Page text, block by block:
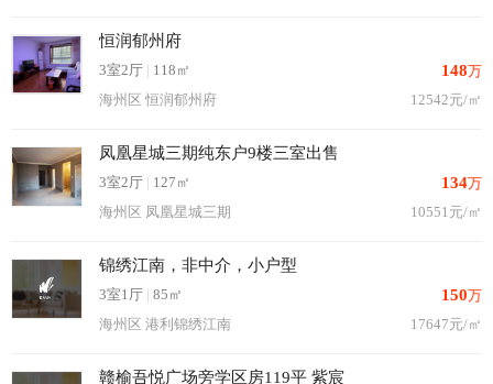
恒润郁州府
3室2厅 | 118㎡ 148万
海州区 恒润郁州府
12542元/㎡
凤凰星城三期纯东户9楼三室出售
3室2厅 | 127㎡ 134万
海州区 凤凰星城三期
10551元/㎡
锦绣江南，非中介，小户型
3室1厅 | 85㎡ 150万
海州区 港利锦绣江南
17647元/㎡
赣榆吾悦广场旁学区房119平 紫宸